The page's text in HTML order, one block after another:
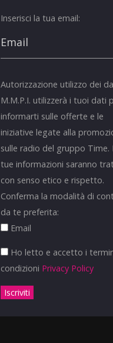
Inserisci la tua email:
Autorizzazione utilizzo dei
M.M.P.I. utilizzerà i tuoi dati
informarti sulle offerte e le
iniziative legate alla
sulle radio del gruppo Time.
tue informazioni saranno
con senso etico e rispetto.
Conferma la modalità di
da te preferita:
Email
Ho letto e accetto i
condizioni Privacy Policy